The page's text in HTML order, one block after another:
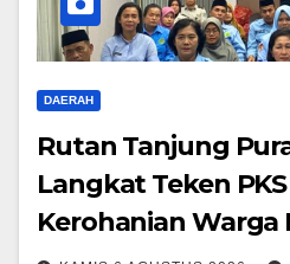
DAERAH
Rutan Tanjung
Langkat Teken
Kerohanian Warga